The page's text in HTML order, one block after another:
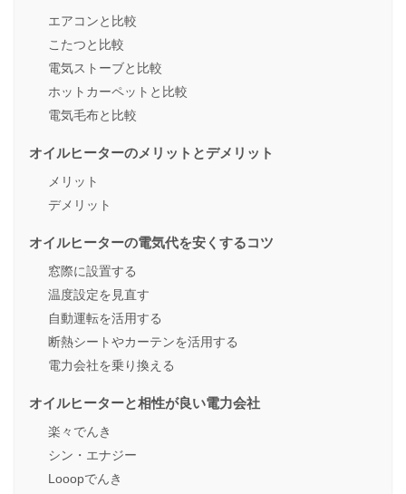
エアコンと比較
こたつと比較
電気ストーブと比較
ホットカーペットと比較
電気毛布と比較
オイルヒーターのメリットとデメリット
メリット
デメリット
オイルヒーターの電気代を安くするコツ
窓際に設置する
温度設定を見直す
自動運転を活用する
断熱シートやカーテンを活用する
電力会社を乗り換える
オイルヒーターと相性が良い電力会社
楽々でんき
シン・エナジー
Looopでんき